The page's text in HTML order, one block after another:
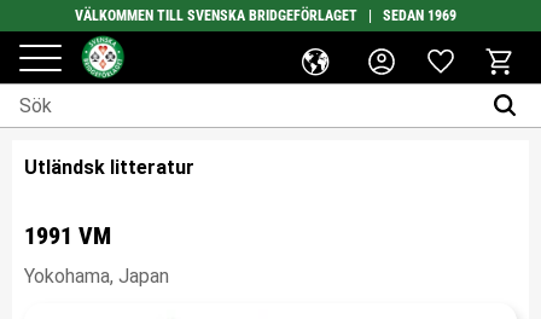
Meny
VÄLKOMMEN TILL SVENSKA BRIDGEFÖRLAGET | SEDAN 1969
Favoriter
Utländsk litteratur
1991 VM
Yokohama, Japan